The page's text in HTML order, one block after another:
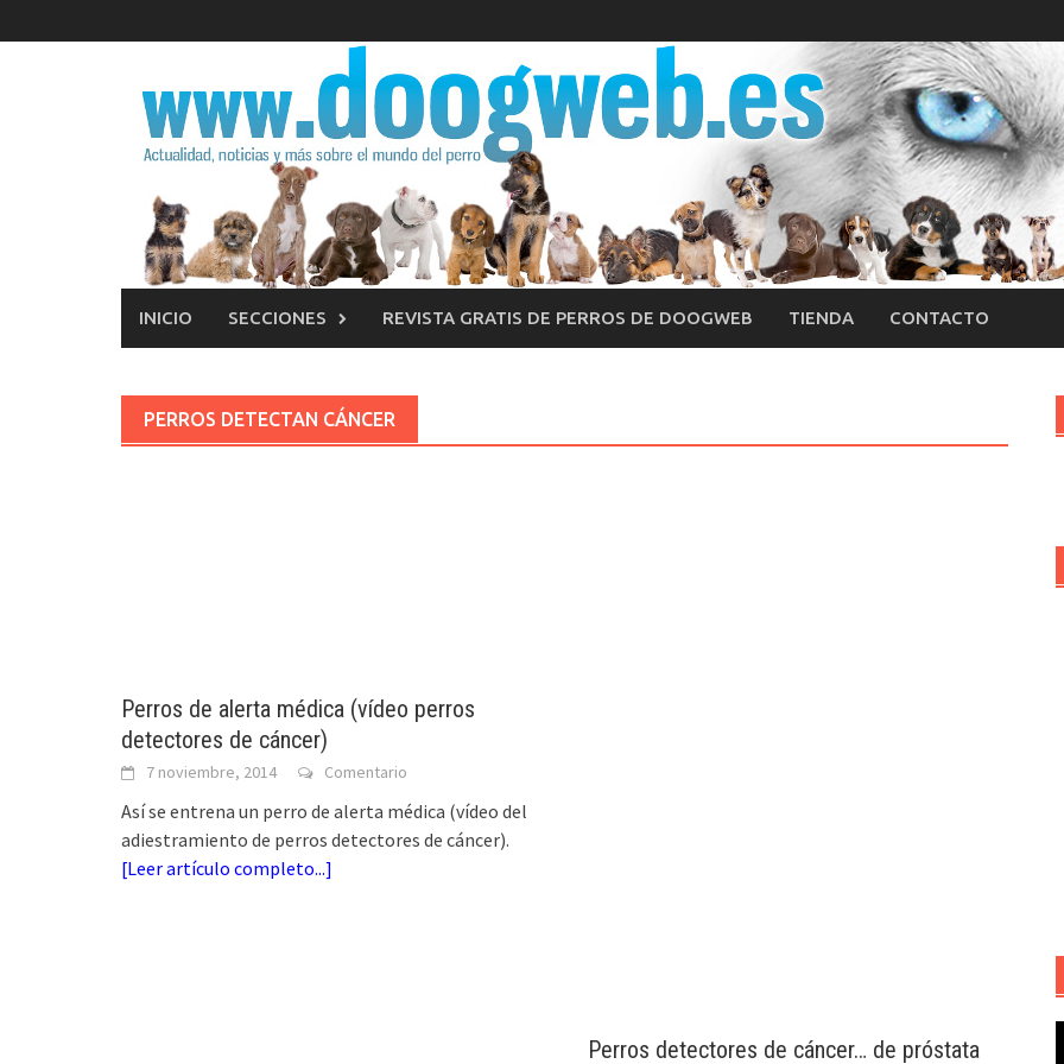
al
INICIO SECCIONES REVISTA GRATIS DE PERROS DE DOOGWEB TIENDA CONTACTO
PERROS DETECTAN CÁNCER
Perros de alerta médica (vídeo perros
detectores de cáncer)
7 noviembre, 2014 Comentario
Así se entrena un perro de alerta médica (vídeo del
adiestramiento de perros detectores de cáncer).
[Leer artículo completo...]
Perros detectores de cáncer… de próstata